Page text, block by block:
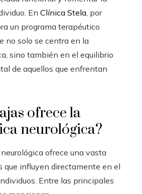
En Clínica Stela, por
un programa terapéutico
no solo se centra en la
sino también en el equilibrio
de aquellos que enfrentan
ofrece la
neurológica?
ofrece una vasta
que influyen directamente en el
Entre las principales